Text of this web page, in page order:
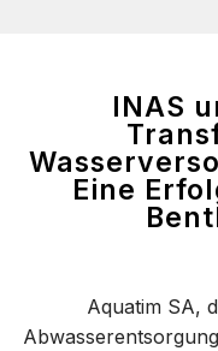
INAS
Eine
Aquatim SA,